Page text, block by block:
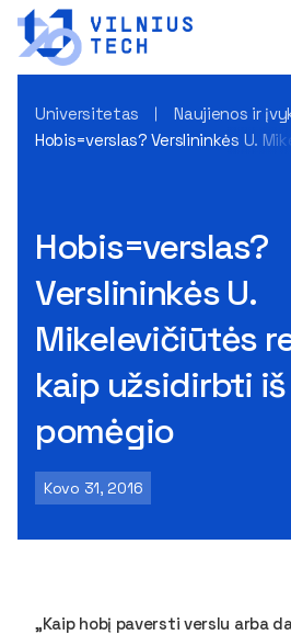
Universitetas
Naujienos ir
Hobis=verslas? Verslininkės U.
Hobis=verslas?
Verslininkės U.
Mikelevičiūtės
kaip užsidirbti iš
pomėgio
Kovo 31, 2016
„Kaip hobį paversti verslu arba